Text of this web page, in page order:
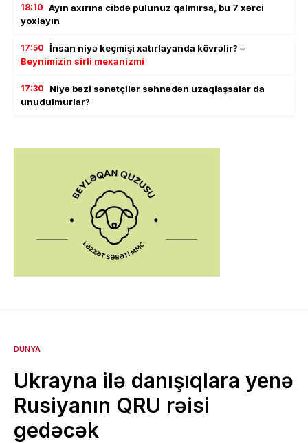
18:10 Ayın axırına cibdə pulunuz qalmırsa, bu 7 xərci
yoxlayın
17:50 İnsan niyə keçmişi xatırlayanda kövrəlir? –
Beynimizin sirli mexanizmi
17:30
Niyə bəzi sənətçilər səhnədən uzaqlaşsalar da
unudulmurlar?
DÜNYA
Ukrayna ilə danışıqlara yenə
Rusiyanın QRU rəisi
gedəcək